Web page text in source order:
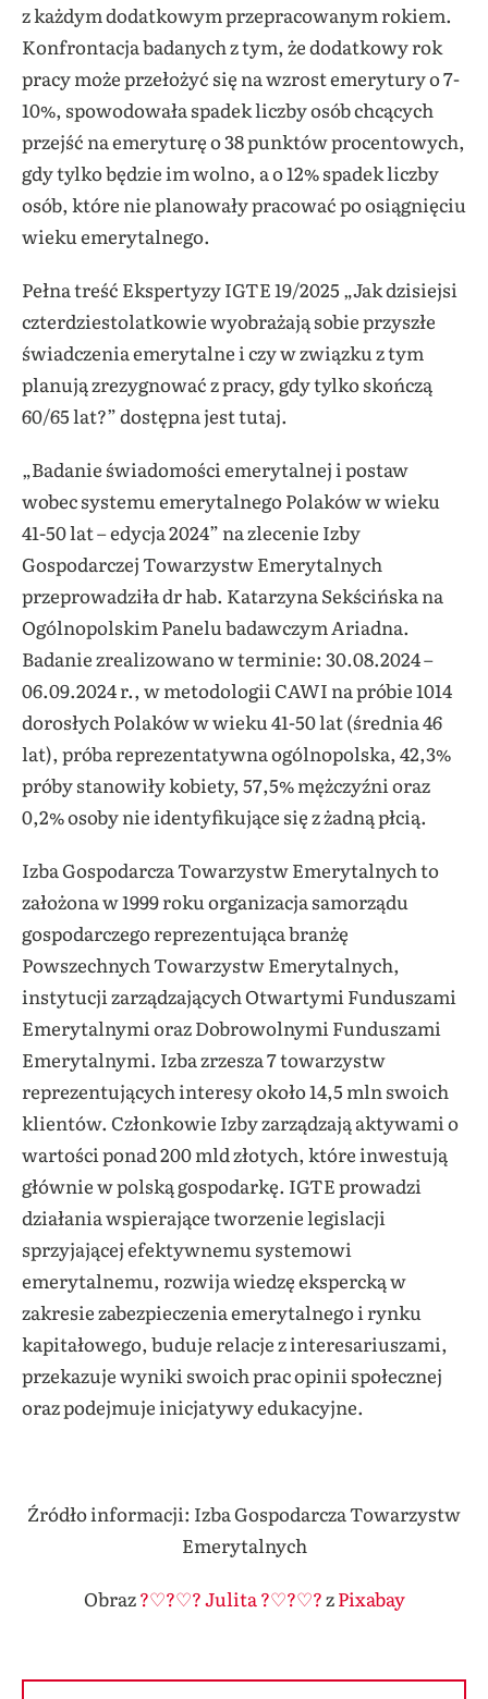
z każdym dodatkowym przepracowanym rokiem.
Konfrontacja badanych z tym, że dodatkowy rok
pracy może przełożyć się na wzrost emerytury o 7-
10%, spowodowała spadek liczby osób chcących
przejść na emeryturę o 38 punktów procentowych,
gdy tylko będzie im wolno, a o 12% spadek liczby
osób, które nie planowały pracować po osiągnięciu
wieku emerytalnego.
Pełna treść Ekspertyzy IGTE 19/2025 „Jak dzisiejsi
czterdziestolatkowie wyobrażają sobie przyszłe
świadczenia emerytalne i czy w związku z tym
planują zrezygnować z pracy, gdy tylko skończą
60/65 lat?” dostępna jest tutaj.
„Badanie świadomości emerytalnej i postaw
wobec systemu emerytalnego Polaków w wieku
41-50 lat – edycja 2024” na zlecenie Izby
Gospodarczej Towarzystw Emerytalnych
przeprowadziła dr hab. Katarzyna Sekścińska na
Ogólnopolskim Panelu badawczym Ariadna.
Badanie zrealizowano w terminie: 30.08.2024 –
06.09.2024 r., w metodologii CAWI na próbie 1014
dorosłych Polaków w wieku 41-50 lat (średnia 46
lat), próba reprezentatywna ogólnopolska, 42,3%
próby stanowiły kobiety, 57,5% mężczyźni oraz
0,2% osoby nie identyfikujące się z żadną płcią.
Izba Gospodarcza Towarzystw Emerytalnych to
założona w 1999 roku organizacja samorządu
gospodarczego reprezentująca branżę
Powszechnych Towarzystw Emerytalnych,
instytucji zarządzających Otwartymi Funduszami
Emerytalnymi oraz Dobrowolnymi Funduszami
Emerytalnymi. Izba zrzesza 7 towarzystw
reprezentujących interesy około 14,5 mln swoich
klientów. Członkowie Izby zarządzają aktywami o
wartości ponad 200 mld złotych, które inwestują
głównie w polską gospodarkę. IGTE prowadzi
działania wspierające tworzenie legislacji
sprzyjającej efektywnemu systemowi
emerytalnemu, rozwija wiedzę ekspercką w
zakresie zabezpieczenia emerytalnego i rynku
kapitałowego, buduje relacje z interesariuszami,
przekazuje wyniki swoich prac opinii społecznej
oraz podejmuje inicjatywy edukacyjne.
Źródło informacji: Izba Gospodarcza Towarzystw
Emerytalnych
Obraz?♡?♡? Julita ?♡?♡?zPixabay